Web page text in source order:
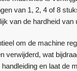
van 1, 2, 4 of 8
van de hardheid
om de machine
verwijderd, wat
en laat de